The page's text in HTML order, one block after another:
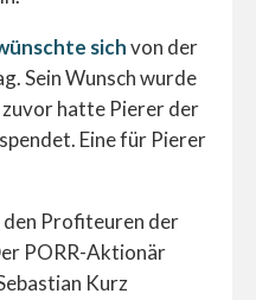
sichvon der
Sein Wunsch wurde
hatte Pierer der
Eine für Pierer
den Profiteuren der
PORR-Aktionär
Kurz